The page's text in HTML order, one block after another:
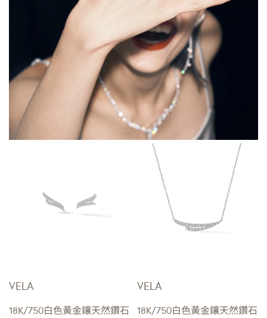
VELA
18K/750白色黃金鑲天然鑽石
VELA
18K/750白色黃金鑲天然鑽石